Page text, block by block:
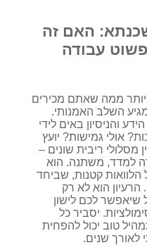
האם זה
עבודה
ממה שאתם מכירים
השלב האמנותי.
והניסיון באים לידי
אולי גמישות? יועץ
מסלולי ריבית שונים –
למדד, משתנה. הוא
הלוואות קטנות, שביחד
הוא לא רק
שיאפשר לכם לישון
יסביר כל
טוב יכול להפחית
לאורך שנים.